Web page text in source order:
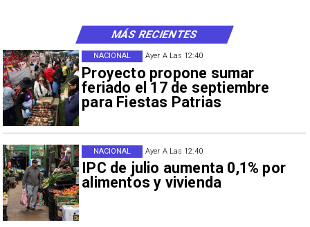
Ayer A Las 12:40
Proyecto propone sumar
feriado el 17 de septiembre
para Fiestas Patrias
NACIONAL
Ayer A Las 12:40
IPC de julio aumenta 0,1% por
alimentos y vivienda
NACIONAL
MÁS RECIENTES